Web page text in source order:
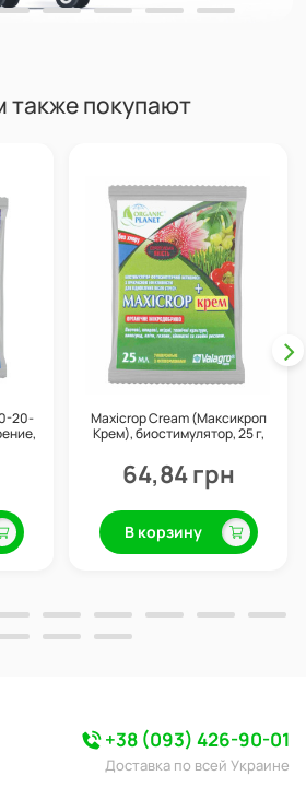
также покупают
20-
Maxicrop Cream (Максикроп
Крем), биостимулятор, 25 г,
64,84 грн
В корзину
+38 (093) 426-90-01
Доставка по всей Украине